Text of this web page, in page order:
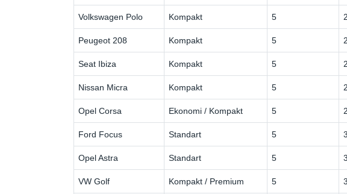
Volkswagen Polo Kompakt 5 2
Peugeot 208 Kompakt 5 2
Seat Ibiza Kompakt 5 2
Nissan Micra Kompakt 5 2
Opel Corsa Ekonomi / Kompakt 5 2
Ford Focus Standart 5 3
Opel Astra Standart 5 3
VW Golf Kompakt / Premium 5 3